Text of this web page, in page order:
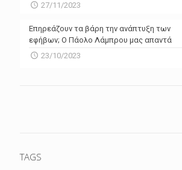
27/11/2023
Επηρεάζουν τα βάρη την ανάπτυξη των
εφήβων; Ο Πάολο Λάμπρου μας απαντά
23/10/2023
TAGS